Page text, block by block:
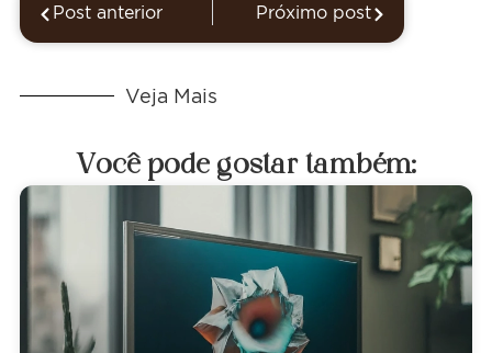
Post anterior Próximo post
Veja Mais
Você pode gostar também: